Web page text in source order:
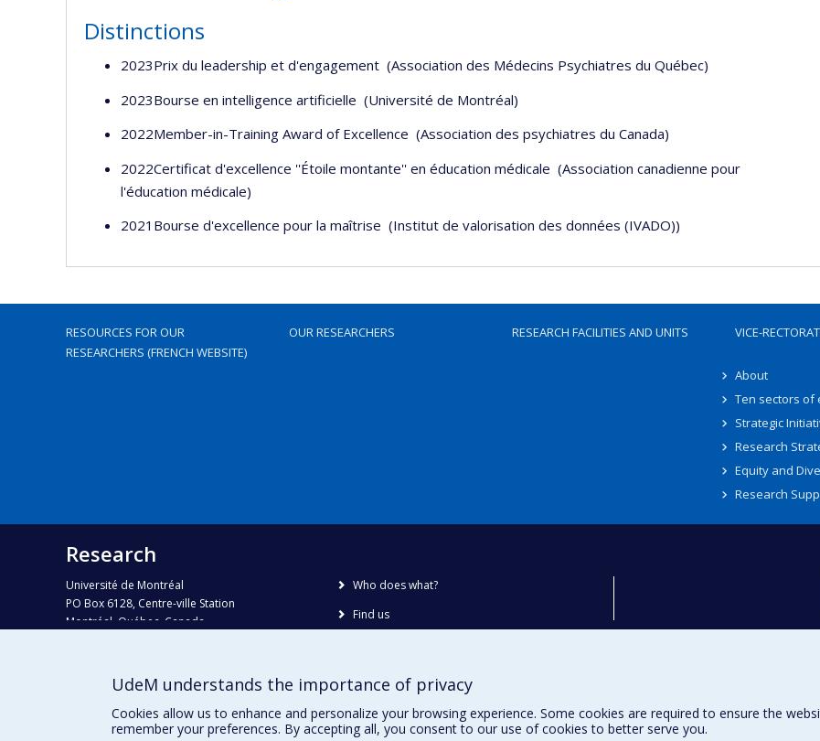
Distinctions
2023Prix du leadership et d'engagement (Association des Médecins Psychiatres du Québec)
2023Bourse en intelligence artificielle (Université de Montréal)
2022Member-in-Training Award of Excellence (Association des psychiatres du Canada)
2022Certificat d'excellence ''Étoile montante'' en éducation médicale (Association canadienne pour
l'éducation médicale)
2021Bourse d'excellence pour la maîtrise (Institut de valorisation des données (IVADO))
RESOURCES FOR OUR
RESEARCHERS (FRENCH WEBSITE)
OUR RESEARCHERS RESEARCH FACILITIES AND UNITS VICE-
About
Ten sectors of
Strategic
Research
Equity and
Research
Research
Université de Montréal
PO Box 6128, Centre-ville Station
Montréal, Québec, Canada
Phone : 514 343-6111, #38492
recherche@umontreal.ca
Who does what?
Find us
UdeM understands the importance of privacy
Cookies allow us to enhance and personalize your browsing experience. Some cookies are required to ensure the
remember your preferences. By accepting all, you consent to our use of cookies to better serve you.